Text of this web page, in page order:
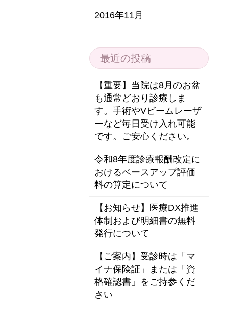
2016年11月
最近の投稿
【重要】当院は8月のお盆
も通常どおり診療しま
す。手術やVビームレーザ
ーなど毎日受け入れ可能
です。ご安心ください。
令和8年度診療報酬改定に
おけるベースアップ評価
料の算定について
【お知らせ】医療DX推進
体制および明細書の無料
発行について
【ご案内】受診時は「マ
イナ保険証」または「資
格確認書」をご持参くだ
さい